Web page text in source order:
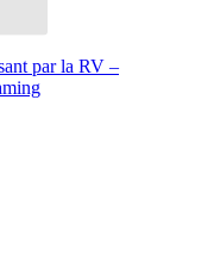
par la RV –